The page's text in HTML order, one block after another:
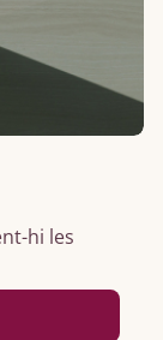
hi les